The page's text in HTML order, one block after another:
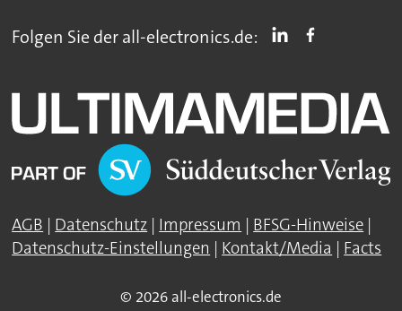
Folgen Sie der all-electronics.de:
AGB | Datenschutz | Impressum | BFSG-Hinweise |
Datenschutz-Einstellungen | Kontakt/Media | Facts
© 2026 all-electronics.de